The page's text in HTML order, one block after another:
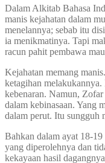
Dalam Alkitab Bahasa
manis kejahatan dalam
menelannya; sebab itu
ia menikmatinya. Tapi
racun pahit pembawa
Kejahatan memang
ketagihan
kebenaran. Namun,
dalam kebinasaan. Yang
dalam perut. Itu sungguh
Bahkan dalam ayat 18-
yang diperolehnya dan
kekayaan hasil